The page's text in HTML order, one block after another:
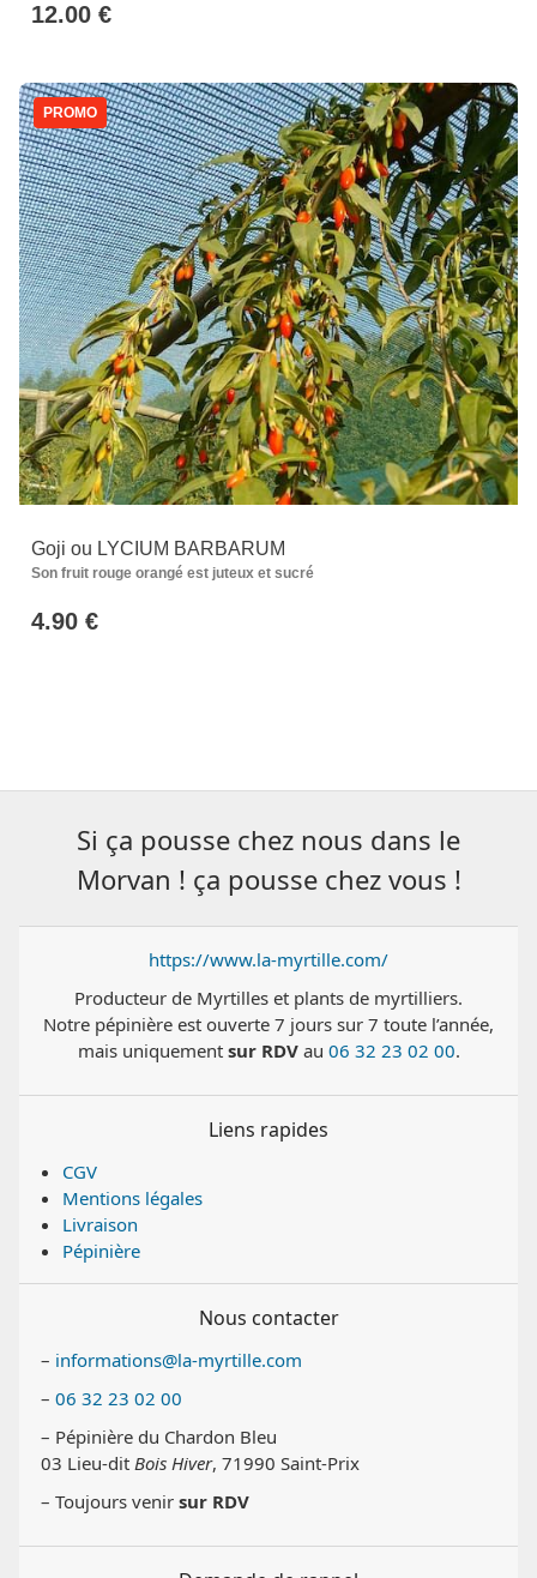
12.00 €
PROMO
Goji ou LYCIUM BARBARUM
Son fruit rouge orangé est juteux et sucré
4.90 €
Si ça pousse chez nous dans le
Morvan ! ça pousse chez vous !
https://www.la-myrtille.com/
Producteur de Myrtilles et plants de myrtilliers.
Notre pépinière est ouverte 7 jours sur 7 toute l’année,
mais uniquement sur RDVau 06 32 23 02 00.
Liens rapides
CGV
Mentions légales
Livraison
Pépinière
Nous contacter
– informations@la-myrtille.com
– 06 32 23 02 00
– Pépinière du Chardon Bleu
03 Lieu-dit Bois Hiver, 71990 Saint-Prix
– Toujours venir sur RDV